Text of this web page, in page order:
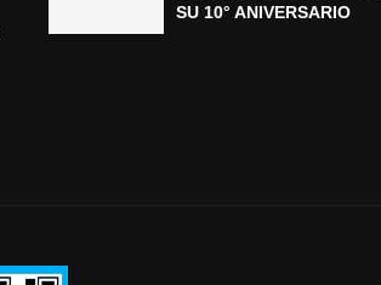
SU 10° ANIVERSARIO